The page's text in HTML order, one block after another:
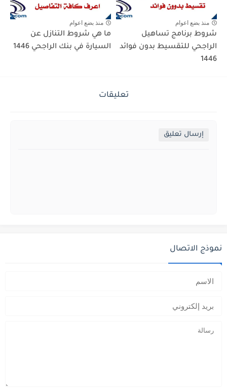
منذ بضع اعوام
شروط برنامج تساهيل
الراجحي للتقسيط بدون فوائد
1446
منذ بضع اعوام
ما هي شروط التنازل عن
السيارة في بنك الراجحي 1446
تعليقات
إرسال تعليق
نموذج الاتصال